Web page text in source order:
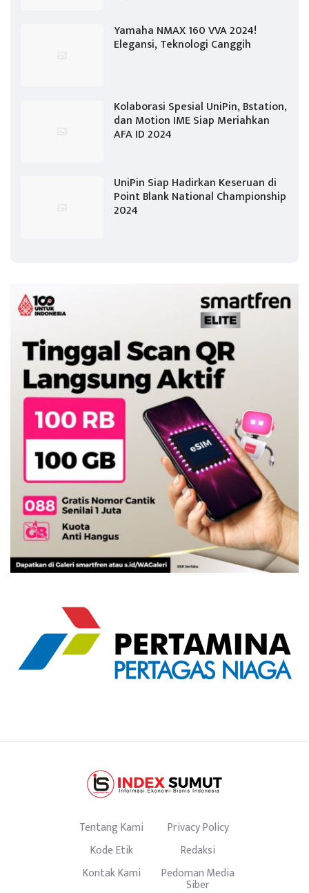
Yamaha NMAX 160 VVA 2024!
Elegansi, Teknologi Canggih
Kolaborasi Spesial UniPin, Bstation,
dan Motion IME Siap Meriahkan
AFA ID 2024
UniPin Siap Hadirkan Keseruan di
Point Blank National Championship
2024
Tentang Kami
Privacy Policy
Kode Etik
Redaksi
Kontak Kami
Pedoman Media
Siber